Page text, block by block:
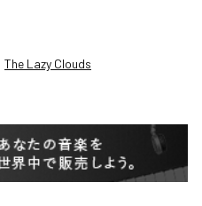
The Lazy Clouds